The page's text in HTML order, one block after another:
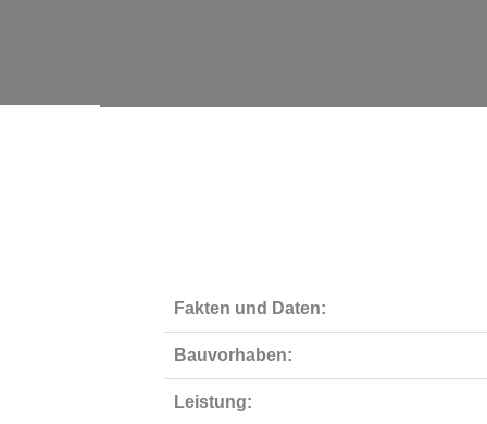
Fakten und Daten:
Bauvorhaben:
Leistung: